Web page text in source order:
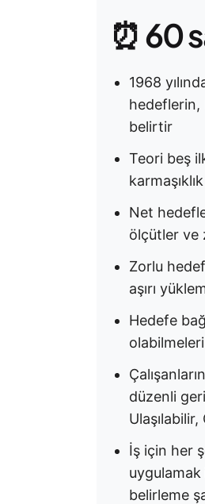
⏰ 60
1968
hedeflerin,
belirtir
Teori beş
karmaşıklık
Net
ölçütler ve
Zorlu
aşırı
Hedefe
düzenli
İş için her
belirleme